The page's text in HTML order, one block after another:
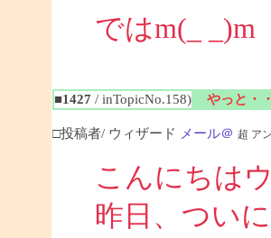
ではm(_ _)m
■1427 / inTopicNo.158) やっと・
□投稿者/ ウィザード メール＠ 超 ア
こんにちは
昨日、つい